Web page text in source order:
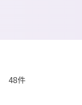
48件